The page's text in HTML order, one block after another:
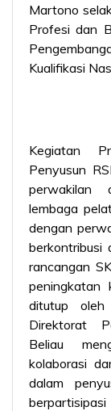
Martono
Profesi dan
Kualifikasi
Kegiatan
Penyusun
perwakilan
lembaga
dengan
berkontribusi
rancangan
peningkatan
ditutup
Direktorat
Beliau
kolaborasi
dalam